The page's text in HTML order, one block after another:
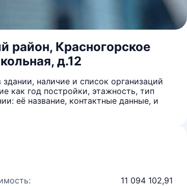
район, Красногорское
д.12
наличие и список организаций
как год постройки, этажность, тип
её название, контактные данные, и
11 094 102,91